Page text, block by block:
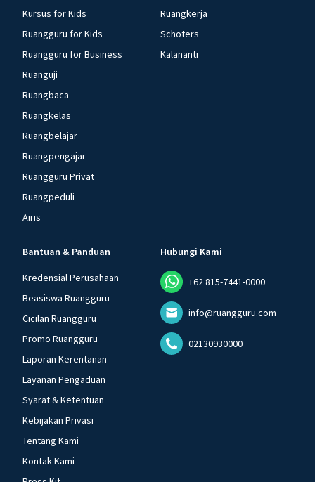
Kursus for Kids
Ruangguru for Kids
Ruangguru for Business
Ruanguji
Ruangbaca
Ruangkelas
Ruangbelajar
Ruangpengajar
Ruangguru Privat
Ruangpeduli
Airis
Ruangkerja
Schoters
Kalananti
Bantuan & Panduan
Kredensial Perusahaan
Beasiswa Ruangguru
Cicilan Ruangguru
Promo Ruangguru
Laporan Kerentanan
Layanan Pengaduan
Syarat & Ketentuan
Kebijakan Privasi
Tentang Kami
Kontak Kami
Hubungi Kami
+62 815-7441-0000
info@ruangguru.com
02130930000